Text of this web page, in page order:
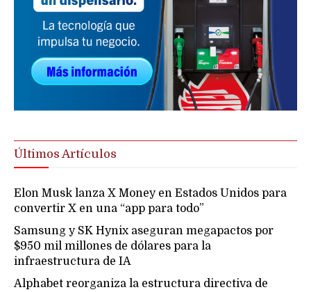
Últimos Artículos
Elon Musk lanza X Money en Estados Unidos para
convertir X en una “app para todo”
Samsung y SK Hynix aseguran megapactos por
$950 mil millones de dólares para la
infraestructura de IA
Alphabet reorganiza la estructura directiva de